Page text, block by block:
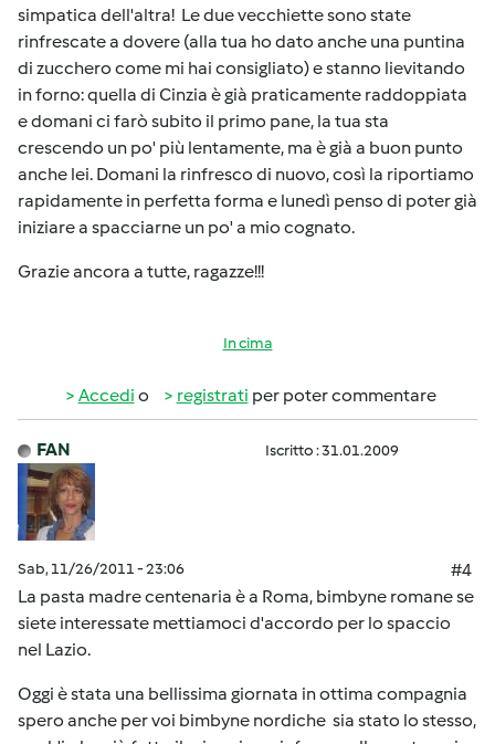
simpatica dell'altra! Le due vecchiette sono state
rinfrescate a dovere (alla tua ho dato anche una puntina
di zucchero come mi hai consigliato) e stanno lievitando
in forno: quella di Cinzia è già praticamente raddoppiata
e domani ci farò subito il primo pane, la tua sta
crescendo un po' più lentamente, ma è già a buon punto
anche lei. Domani la rinfresco di nuovo, così la riportiamo
rapidamente in perfetta forma e lunedì penso di poter già
iniziare a spacciarne un po' a mio cognato.
Grazie ancora a tutte, ragazze!!!
In cima
Accedi o registrati per poter commentare
FAN Iscritto : 31.01.2009
Sab, 11/26/2011 - 23:06
#4
La pasta madre centenaria è a Roma, bimbyne romane se
siete interessate mettiamoci d'accordo per lo spaccio
nel Lazio.
Oggi è stata una bellissima giornata in ottima compagnia
spero anche per voi bimbyne nordiche sia stato lo stesso,